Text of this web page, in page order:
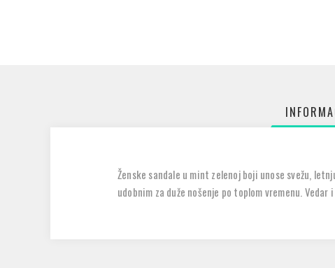
Ženske sandale u mint zelenoj boji unose svežu,
udobnim za duže nošenje po toplom vremenu.